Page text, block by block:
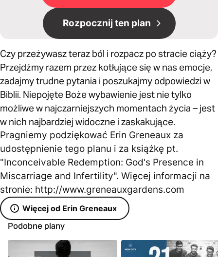
Rozpocznij ten plan
Czy przeżywasz teraz ból i rozpacz po stracie ciąży?
Przejdźmy razem przez kotłujące się w nas emocje,
zadajmy trudne pytania i poszukajmy odpowiedzi w
Biblii. Niepojęte Boże wybawienie jest nie tylko
możliwe w najczarniejszych momentach życia – jest
w nich najbardziej widoczne i zaskakujące.
Pragniemy podziękować Erin Greneaux za
udostępnienie tego planu i za książkę pt.
"Inconceivable Redemption: God's Presence in
Miscarriage and Infertility". Więcej informacji na
stronie: http://www.greneauxgardens.com
Więcej od Erin Greneaux
Podobne plany